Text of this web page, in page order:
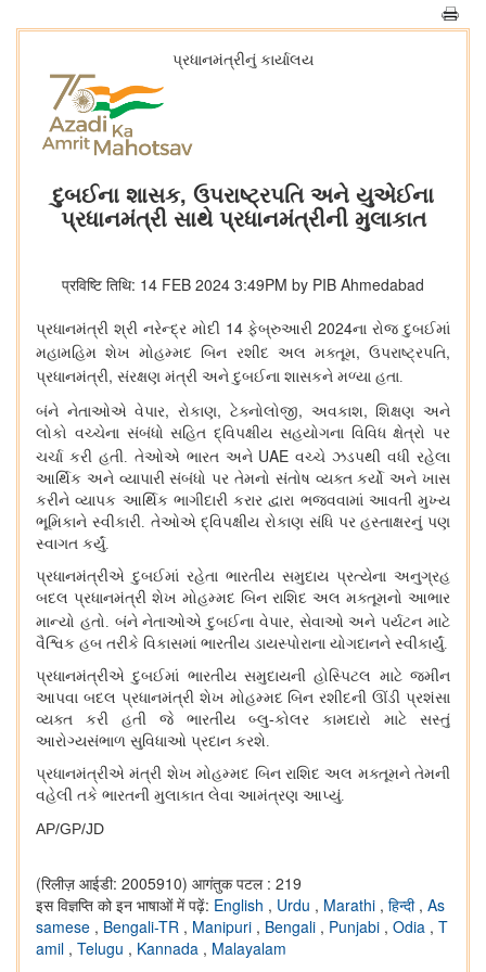
પ્રધાનમંત્રીનું કાર્યાલય
દુબઈના શાસક, ઉપરાષ્ટ્રપતિ અને યુએઈના
પ્રધાનમંત્રી સાથે પ્રધાનમંત્રીની મુલાકાત
प्रविष्टि तिथि: 14 FEB 2024 3:49PM by PIB Ahmedabad
પ્રધાનમંત્રી શ્રી નરેન્દ્ર મોદી 14ફેબ્રુઆરી2024ના રોજ દુબઈમાં
મહામહિમ શેખ મોહમ્મદ બિન રશીદ અલ મક્તૂમ,ઉપરાષ્ટ્રપતિ,
પ્રધાનમંત્રી, સંરક્ષણ મંત્રી અને દુબઈના શાસકને મળ્યા હતા.
બંને નેતાઓએ વેપાર,રોકાણ, ટેક્નોલોજી, અવકાશ, શિક્ષણ અને
લોકો વચ્ચેના સંબંધો સહિત દ્વિપક્ષીય સહયોગના વિવિધ ક્ષેત્રો પર
ચર્ચા કરી હતી. તેઓએ ભારત અને UAEવચ્ચે ઝડપથી વધી રહેલા
આર્થિક અને વ્યાપારી સંબંધો પર તેમનો સંતોષ વ્યક્ત કર્યો અને ખાસ
કરીને વ્યાપક આર્થિક ભાગીદારી કરાર દ્વારા ભજવવામાં આવતી મુખ્ય
ભૂમિકાને સ્વીકારી. તેઓએ દ્વિપક્ષીય રોકાણ સંધિ પર હસ્તાક્ષરનું પણ
સ્વાગત કર્યું.
પ્રધાનમંત્રીએ દુબઈમાં રહેતા ભારતીય સમુદાય પ્રત્યેના અનુગ્રહ
બદલ પ્રધાનમંત્રી શેખ મોહમ્મદ બિન રાશિદ અલ મક્તૂમનો આભાર
માન્યો હતો. બંને નેતાઓએ દુબઈના વેપાર, સેવાઓ અને પર્યટન માટે
વૈશ્વિક હબ તરીકે વિકાસમાં ભારતીય ડાયસ્પોરાના યોગદાનને સ્વીકાર્યું.
પ્રધાનમંત્રીએ દુબઈમાં ભારતીય સમુદાયની હોસ્પિટલ માટે જમીન
આપવા બદલ પ્રધાનમંત્રી શેખ મોહમ્મદ બિન રશીદની ઊંડી પ્રશંસા
વ્યક્ત કરી હતી જે ભારતીય બ્લુ-કોલર કામદારો માટે સસ્તું
આરોગ્યસંભાળ સુવિધાઓ પ્રદાન કરશે.
પ્રધાનમંત્રીએ મંત્રી શેખ મોહમ્મદ બિન રાશિદ અલ મક્તૂમને તેમની
વહેલી તકે ભારતની મુલાકાત લેવા આમંત્રણ આપ્યું.
AP/GP/JD
(रिलीज़ आईडी: 2005910) आगंतुक पटल : 219
इस विज्ञप्ति को इन भाषाओं में पढ़ें: English , Urdu , Marathi , हिन्दी , As
samese , Bengali-TR , Manipuri , Bengali , Punjabi , Odia , T
amil , Telugu , Kannada , Malayalam